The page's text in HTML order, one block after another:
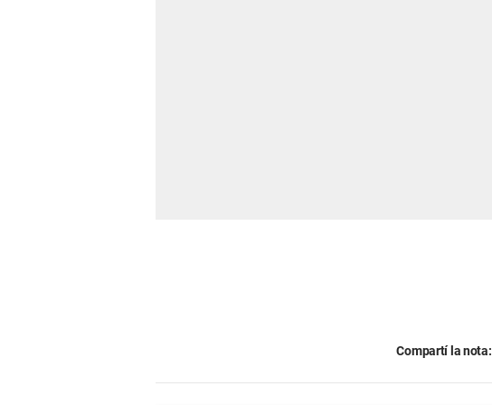
Compartí la nota: